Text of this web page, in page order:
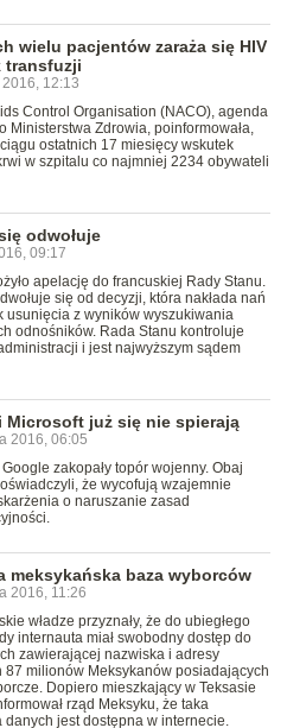
wielu pacjentów zaraża się HIV
transfuzji
12:13
Control Organisation (NACO), agenda
Ministerstwa Zdrowia, poinformowała,
ostatnich 17 miesięcy wskutek
w szpitalu co najmniej 2234 obywateli
odwołuje
09:17
apelację do francuskiej Rady Stanu.
się od decyzji, która nakłada nań
usunięcia z wyników wyszukiwania
odnośników. Rada Stanu kontroluje
i jest najwyższym sądem
Microsoft już się nie spierają
2016, 06:05
Google zakopały topór wojenny. Obaj
że wycofują wzajemnie
o naruszanie zasad
meksykańska baza wyborców
2016, 11:26
władze przyznały, że do ubiegłego
internauta miał swobodny dostęp do
zawierającej nazwiska i adresy
87 milionów Meksykanów posiadających
Dopiero mieszkający w Teksasie
rząd Meksyku, że taka
jest dostępna w internecie.